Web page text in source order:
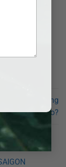
thế nào?
hôn đơn phương
như thế nào?